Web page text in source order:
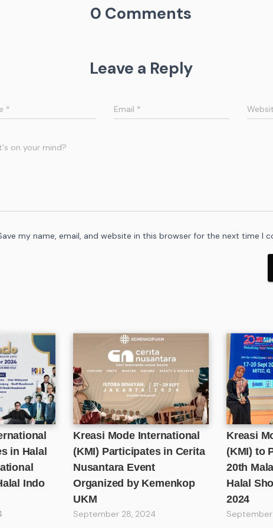
0 Comments
Leave a Reply
* Email *
on your mind?
my name, email, and website in this browser for the next time I
in Halal
Indo
Kreasi Mode International
(KMI) Participates in Cerita
Nusantara Event
Organized by Kemenkop
UKM
September 28, 2024
Kreasi
(KMI) to
20th
Halal
2024